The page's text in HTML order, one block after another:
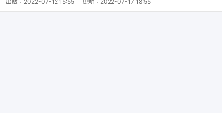
出版： 2022-07-12 15:55 更新： 2022-07-17 18:55